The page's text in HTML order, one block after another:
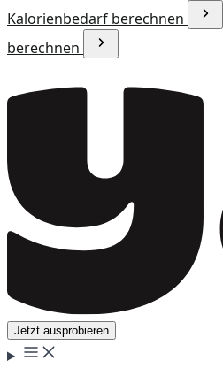
Kalorienbedarf berechnen
berechnen
Jetzt ausprobieren